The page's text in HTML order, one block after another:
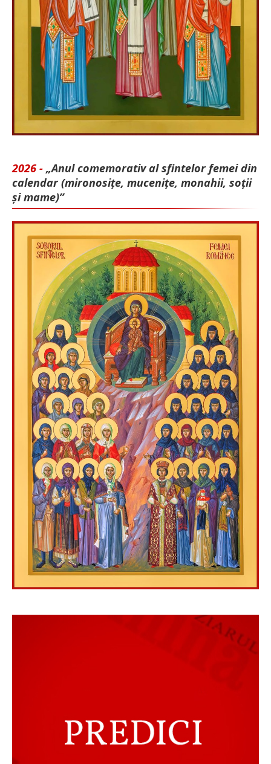
2026 - „Anul comemorativ al sfintelor femei din
calendar (mironosițe, mu­cenițe, monahii, soții
și mame)”